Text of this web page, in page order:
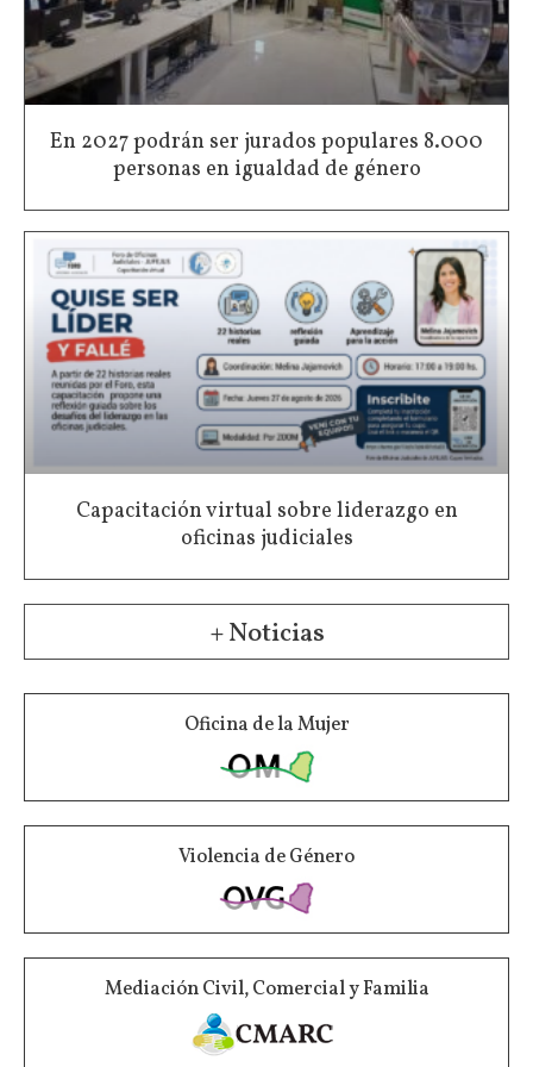
En 2027 podrán ser jurados populares 8.000
personas en igualdad de género
Capacitación virtual sobre liderazgo en
oficinas judiciales
+ Noticias
Oficina de la Mujer
Violencia de Género
Mediación Civil, Comercial y Familia